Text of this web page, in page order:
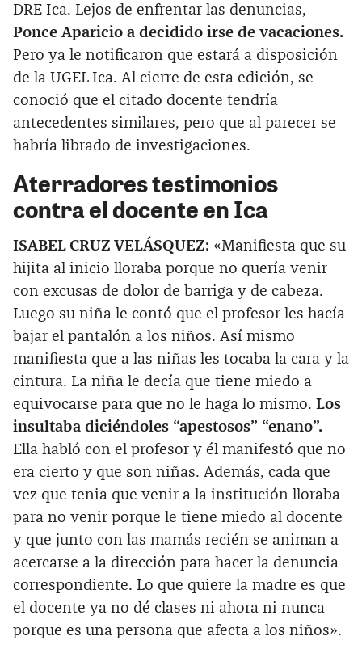
DRE Ica. Lejos de enfrentar las denuncias,
Ponce Aparicio a decidido irse de vacaciones.
Pero ya le notificaron que estará a disposición
de la UGEL Ica. Al cierre de esta edición, se
conoció que el citado docente tendría
antecedentes similares, pero que al parecer se
habría librado de investigaciones.
Aterradores testimonios
contra el docente en Ica
ISABEL CRUZ VELÁSQUEZ: «Manifiesta que su
hijita al inicio lloraba porque no quería venir
con excusas de dolor de barriga y de cabeza.
Luego su niña le contó que el profesor les hacía
bajar el pantalón a los niños. Así mismo
manifiesta que a las niñas les tocaba la cara y la
cintura. La niña le decía que tiene miedo a
equivocarse para que no le haga lo mismo. Los
insultaba diciéndoles “apestosos” “enano”.
Ella habló con el profesor y él manifestó que no
era cierto y que son niñas. Además, cada que
vez que tenia que venir a la institución lloraba
para no venir porque le tiene miedo al docente
y que junto con las mamás recién se animan a
acercarse a la dirección para hacer la denuncia
correspondiente. Lo que quiere la madre es que
el docente ya no dé clases ni ahora ni nunca
porque es una persona que afecta a los niños».